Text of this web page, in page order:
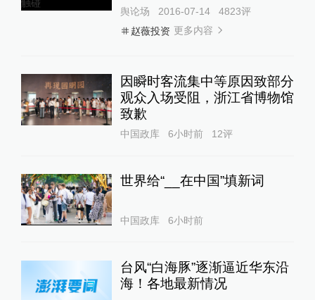
舆论场 2016-07-14 4823评
赵薇投资 更多内容
因瞬时客流集中等原因致部分
观众入场受阻，浙江省博物馆
致歉
中国政库 6小时前 12评
世界给“__在中国”填新词
中国政库 6小时前
台风“白海豚”逐渐逼近华东沿
海！各地最新情况